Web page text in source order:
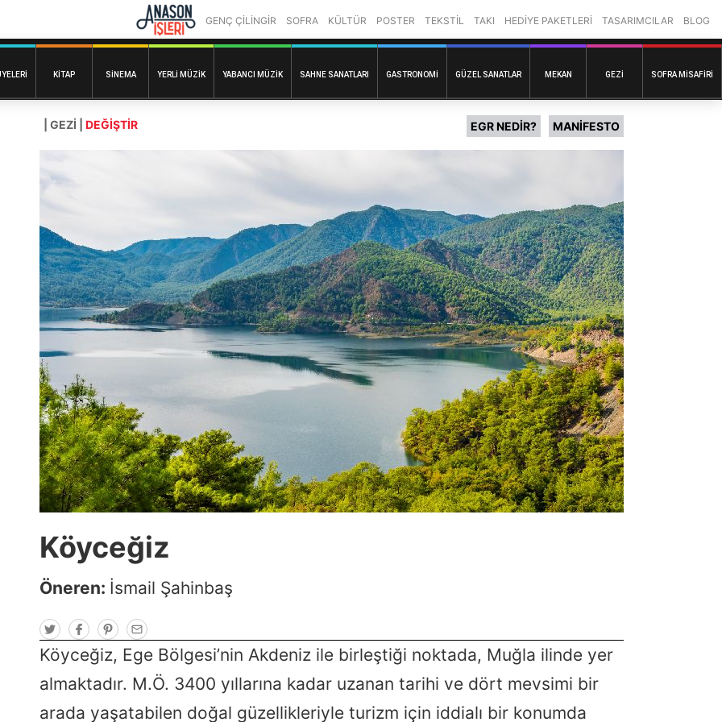
GENÇ ÇİLİNGİR SOFRA KÜLTÜR POSTER TEKSTİL TAKI HEDİYE PAKETLERİ TASARIMCILAR BLOG
KITAP SINEMA YERLI MÜZIK YABANCI MÜZIK SAHNE SANATLARI GASTRONOMI GÜZEL SANATLAR MEKAN GEZI SOFRA MISAFIRI
| GEZI | DEĞİŞTİR EGR NEDİR? MANİFESTO
Köyceğiz
Öneren: İsmail Şahinbaş
T
w
i
t
e
F
a
c
e
o
k
P
i
t
r
s
t
E
m
a
i
Köyceğiz, Ege Bölgesi’nin Akdeniz ile birleştiği noktada, Muğla ilinde yer
almaktadır. M.Ö. 3400 yıllarına kadar uzanan tarihi ve dört mevsimi bir
arada yaşatabilen doğal güzellikleriyle turizm için iddialı bir konumda